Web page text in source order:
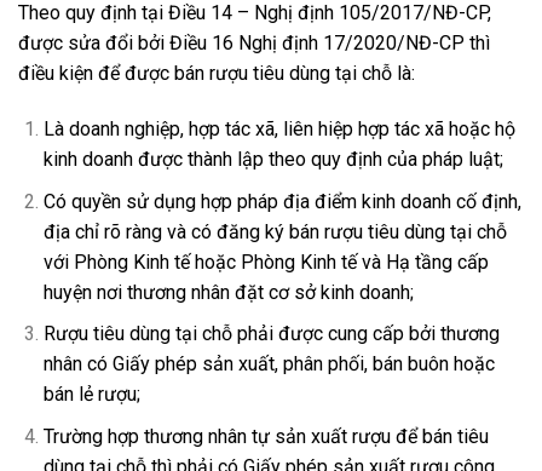
Theo quy định tại Điều 14 – Nghị định 105/2017/NĐ-CP,
được sửa đổi bởi Điều 16 Nghị định 17/2020/NĐ-CP thì
điều kiện để được bán rượu tiêu dùng tại chỗ là:
Là doanh nghiệp, hợp tác xã, liên hiệp hợp tác xã hoặc hộ
kinh doanh được thành lập theo quy định của pháp luật;
Có quyền sử dụng hợp pháp địa điểm kinh doanh cố định,
địa chỉ rõ ràng và có đăng ký bán rượu tiêu dùng tại chỗ
với Phòng Kinh tế hoặc Phòng Kinh tế và Hạ tầng cấp
huyện nơi thương nhân đặt cơ sở kinh doanh;
Rượu tiêu dùng tại chỗ phải được cung cấp bởi thương
nhân có Giấy phép sản xuất, phân phối, bán buôn hoặc
bán lẻ rượu;
Trường hợp thương nhân tự sản xuất rượu để bán tiêu